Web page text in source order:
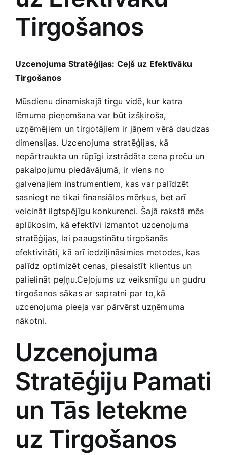
Jaunākie pārdevēji
Grāmatas
Gudrā māja
Mājai un remontam
Mājražotājiem
Mājsaimniecības preces
Mēbeles un interjers
Medicīnas preces
Mobilie telefoni, planšetdatori
Pakalpojumi
Preces birojam
Preces pieaugušajiem
Rotaļlietas, bērnu preces
Tirgošanos
Uzcenojuma Stratēģijas: Ceļš uz Efektīvāku
Tirgošanos
Mūsdienu⁣ dinamiskajā tirgu vidē, kur katra
lēmuma pieņemšana‍ var būt ​izšķiroša,
uzņēmējiem ‌un tirgotājiem ir jāņem vērā⁤ daudzas
dimensijas. ‌Uzcenojuma stratēģijas, kā
nepārtraukta un rūpīgi izstrādāta cena​ preču⁤ un
pakalpojumu piedāvājumā, ir viens ⁢no
galvenajiem instrumentiem, kas var palīdzēt
sasniegt ne⁣ tikai‌ finansiālos mērķus, bet arī
veicināt ilgtspējīgu konkurenci.⁤ Šajā⁢ rakstā⁤ mēs
aplūkosim, kā‍ efektīvi izmantot uzcenojuma
stratēģijas, lai paaugstinātu tirgošanās
efektivitāti, kā arī iedziļināsimies metodes,‍ kas
palīdz optimizēt ⁢cenas, ⁢piesaistīt klientus un
palielināt ​peļņu.Ceļojums uz veiksmīgu un gudru
tirgošanos sākas ar sapratni par to,kā
uzcenojuma ‍pieeja var​ pārvērst‌ uzņēmuma
nākotni.
Uzcenojuma
‌Stratēģiju ‍Pamati
un Tās Ietekme
uz Tirgošanos